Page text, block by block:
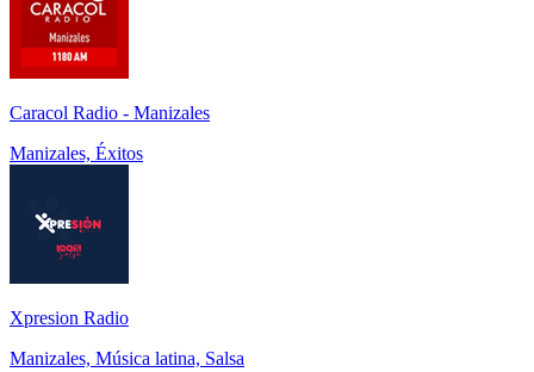
Caracol Radio - Manizales
Manizales, Éxitos
Xpresion Radio
Manizales, Música latina, Salsa